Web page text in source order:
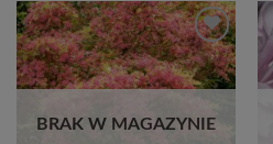
Dodaj
do
listy
BRAK W MAGAZYNIE